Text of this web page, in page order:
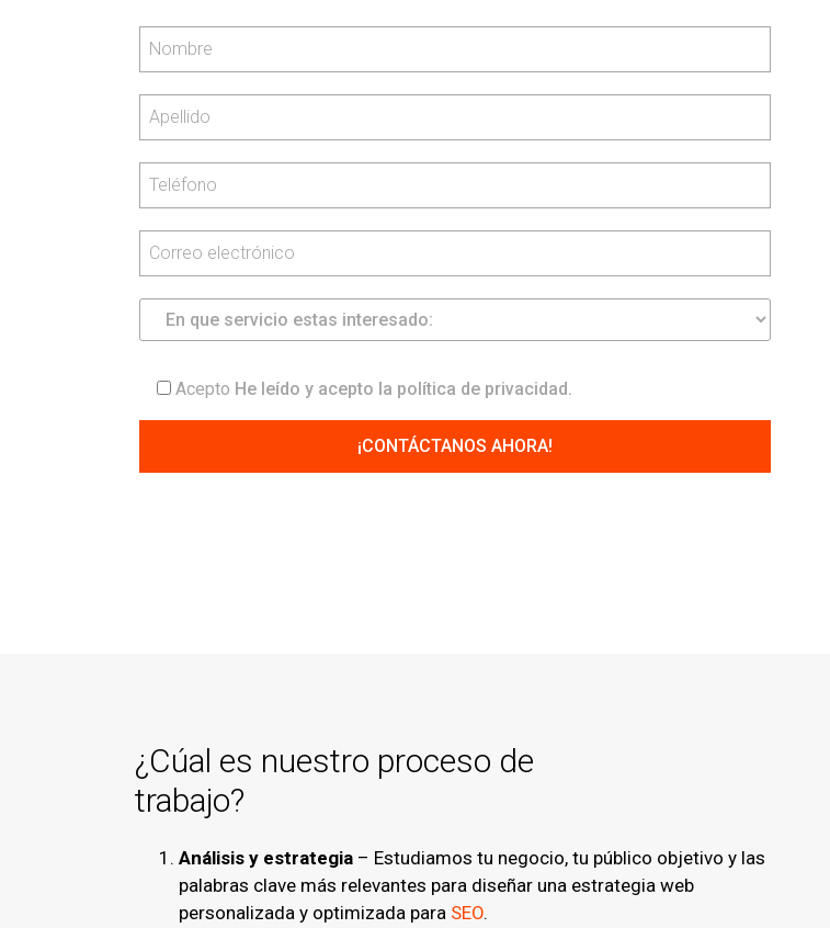
Acepto He leído y acepto la política de privacidad .
¿Cúal es nuestro proceso de
trabajo?
Análisis y estrategia – Estudiamos tu negocio, tu público objetivo y las
palabras clave más relevantes para diseñar una estrategia web
personalizada y optimizada para SEO.